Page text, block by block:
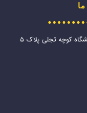
کوچه تجلی پلاک ۵